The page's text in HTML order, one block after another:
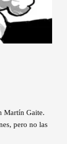
Martín Gaite.
pero no las